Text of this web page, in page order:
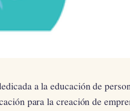
a la educación de
para la creación de